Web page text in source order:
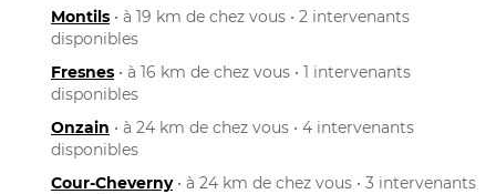
Montils • à 19 km de chez vous • 2 intervenants
disponibles
Fresnes • à 16 km de chez vous • 1 intervenants
disponibles
Onzain • à 24 km de chez vous • 4 intervenants
disponibles
Cour-Cheverny• à 24 km de chez vous • 3 intervenants